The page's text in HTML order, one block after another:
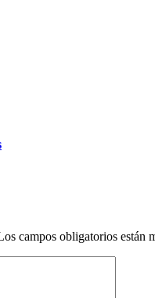
campos obligatorios están